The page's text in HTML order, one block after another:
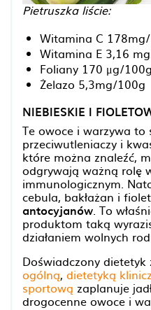
Pietruszka liście:
Witamina C
Witamina E 3,16
Foliany 170 μg/100g
Żelazo 5,3mg/100g
NIEBIESKIE I
Te owoce i warzywa to
przeciwutleniaczy i
które można znaleźć,
odgrywają ważną rolę
immunologicznym.
cebula, bakłażan i
antocyjanów. To
produktom taką
działaniem wolnych
Doświadczony dietetyk
ogólną, dietetyką
sportową zaplanuje
drogocenne owoce i